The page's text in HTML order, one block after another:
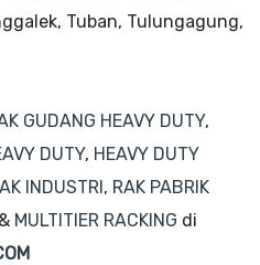
Tuban, Tulungagung,
GUDANG HEAVY DUTY,
DUTY, HEAVY DUTY
INDUSTRI, RAK PABRIK
& MULTITIER RACKING di